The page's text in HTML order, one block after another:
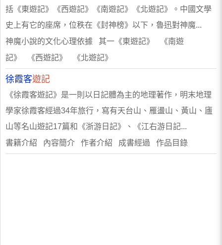
括《東遊記》《西遊記》《南遊記》《北遊記》。中國文學
史上有它的座席，位秩在《封神榜》以下，魯迅對神魔...
神魔小說的文化心理依據 其一《東遊記》 《南遊
記》 《西遊記》 《北遊記》
徐霞客遊記
《徐霞客遊記》是一則以日記體為主的地理著作，明末地理
學家徐霞客經過34年旅行，寫有天台山、雁盪山、黃山、廬
山等名山遊記17篇和《浙游日記》、《江右游日記...
書籍介紹 內容簡介 作者介紹 成書經過 作品目錄